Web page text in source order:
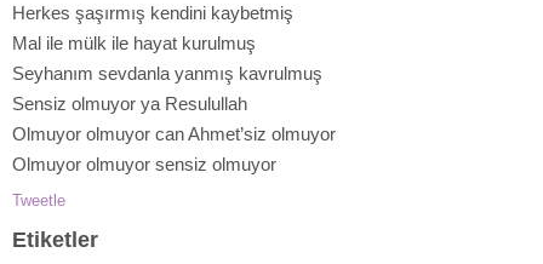
Herkes şaşırmış kendini kaybetmiş
Mal ile mülk ile hayat kurulmuş
Seyhanım sevdanla yanmış kavrulmuş
Sensiz olmuyor ya Resulullah
Olmuyor olmuyor can Ahmet’siz olmuyor
Olmuyor olmuyor sensiz olmuyor
Tweetle
Etiketler